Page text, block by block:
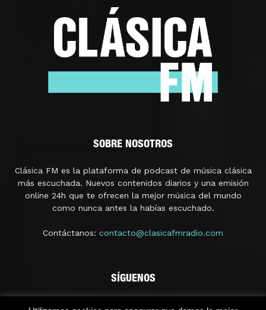
SOBRE NOSOTROS
Clásica FM es la plataforma de podcast de música clásica
más escuchada. Nuevos contenidos diarios y una emisión
online 24h que te ofrecen la mejor música del mundo
como nunca antes la habías escuchado.
Contáctanos: contacto@clasicafmradio.com
SÍGUENOS